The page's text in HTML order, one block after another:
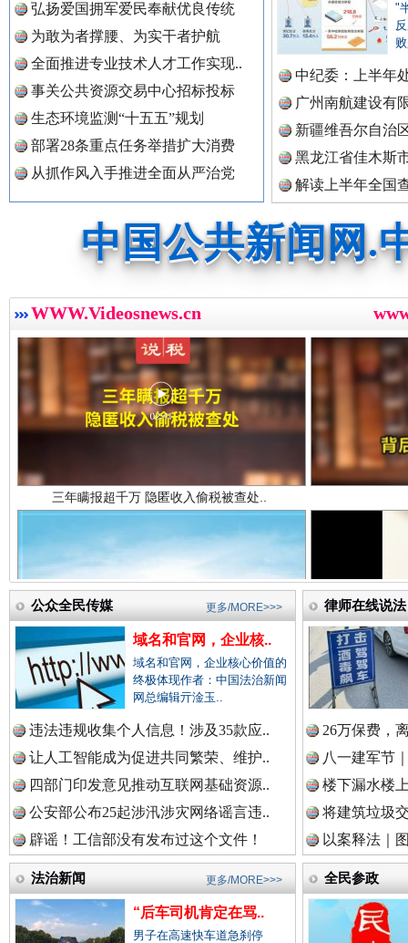
弘扬爱国拥军爱民奉献优良传统
为敢为者撑腰、为实干者护航
全面推进专业技术人才工作实现..
事关公共资源交易中心招标投标
生态环境监测“十五五”规划
部署28条重点任务举措扩大消费
从抓作风入手推进全面从严治党
"
中纪委：上半年
广州南航建设有
新疆维吾尔自治
黑龙江省佳木斯
解读上半年全国
中国公众新闻网.
中国公民新闻网.
中国公共新闻网.
中国法制新闻网.
中国法治新闻网.
中国法院新闻网.
中国检察新闻网.
中国医药新闻网.
中国企业新闻网.
中国农业新闻网.
中国视频新闻网.
WWW.Videosnews.cn
红船起航处 潮起向未来
三年瞒报超千万 隐匿收入偷税被查处..
高回报
一枚“钉子”竟然扎入要害部门
公众全民传媒
域名和官网，企业核..
域名和官网，企业核心价值的
终极体现作者：中国法治新闻
网总编辑亓淦玉..
违法违规收集个人信息！涉及35款应..
让人工智能成为促进共同繁荣、维护..
四部门印发意见推动互联网基础资源..
公安部公布25起涉汛涉灾网络谣言违..
辟谣！工信部没有发布过这个文件！
更多/MORE>>> 律师在线说法
26万保费，
八一建军节
楼下漏水楼
将建筑垃圾
以案释法｜
法治新闻
“后车司机肯定在骂..
男子在高速快车道急刹停
更多/MORE>>> 全民参政